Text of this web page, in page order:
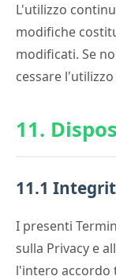
L'utilizzo
modifiche
modificati. Se
cessare
11.
11.1
I presenti
sulla Privacy e
l'intero accordo